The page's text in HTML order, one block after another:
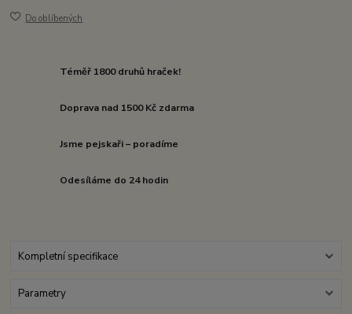
Do oblíbených
Téměř 1800 druhů hraček!
Doprava nad 1500 Kč zdarma
Jsme pejskaři – poradíme
Odesíláme do 24 hodin
Kompletní specifikace
Parametry